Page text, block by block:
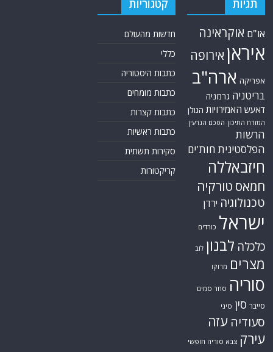
תגיות
או"ם אוקראינה
איראן אירופה
אפריקה ארה"ב
בריטניה גרמניה
דאעש האמירויות הגולן
המזרח התיכון הסכם הגרעין
הרשות
הפלסטינית חות'ים
חיזבאללה
חמאס טורקיה
טכנולוגיה ירדן
ישראל כורדים
כלכלה לבנון לוב
מצרים מרוקו
סוריה סחר סמים
סייבר סין סיני
סעודיה עזה
עירק צבא סוריה חופשי
קטגוריות
חדשות מהעולם
כללי
כתבות היסטוריה
כתבות מומחים
כתבות קצרות
כתבות ראשיות
סקירות תשתית
קריקטורות